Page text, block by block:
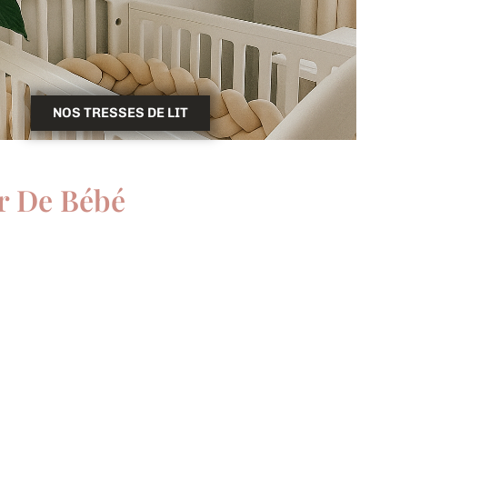
NOS TRESSES DE LIT
De Bébé